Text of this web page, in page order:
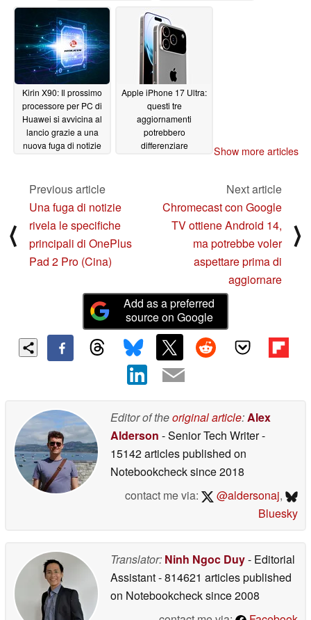
03/18/2025
Kirin X90: Il prossimo
processore per PC di
Huawei si avvicina al
lancio grazie a una
nuova fuga di notizie
Apple iPhone 17 Ultra:
questi tre
aggiornamenti
potrebbero
differenziare
Show more articles
⟨
Previous article
Una fuga di notizie
rivela le specifiche
principali di OnePlus
Pad 2 Pro (Cina)
Next article
Chromecast con Google
TV ottiene Android 14,
ma potrebbe voler
aspettare prima di
aggiornare
⟩
Add as a preferred
source on Google
Editor of theoriginal article:Alex
Alderson - Senior Tech Writer-
15142 articles published on
Notebookchecksince 2018
contact me via:
@aldersonaj,
Bluesky
Translator: Ninh Ngoc Duy- Editorial
Assistant- 814621 articles published
on Notebookchecksince 2008